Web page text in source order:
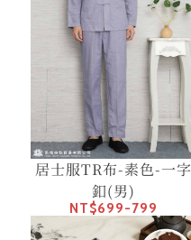
居士服TR布-素色-一字
釦(男)
NT$699-799